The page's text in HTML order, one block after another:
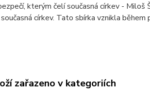
kterým čelí současná církev -
církev. Tato sbírka vznikla
zařazeno v kategoriích